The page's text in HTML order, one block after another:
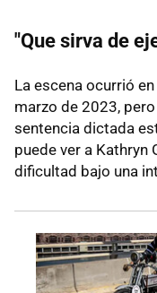
"Que sirva de
La escena ocurrió
marzo de 2023,
sentencia dictada
puede ver a Kathryn
dificultad bajo una